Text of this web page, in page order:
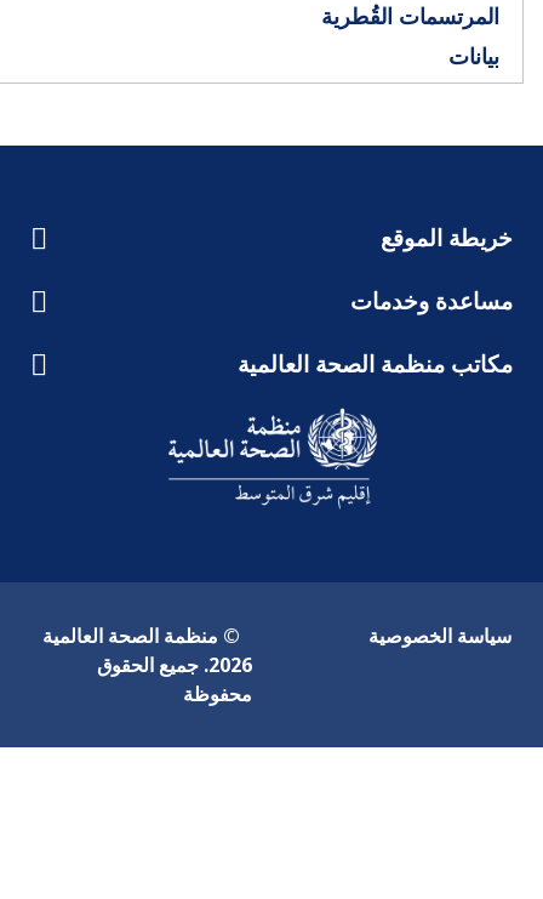
المرتسمات القُطرية
بيانات
سياسة الخصوصية
© منظمة الصحة العالمية
2026. جميع الحقوق
محفوظة